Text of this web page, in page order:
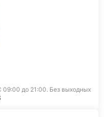
09:00 до 21:00. Без выходных